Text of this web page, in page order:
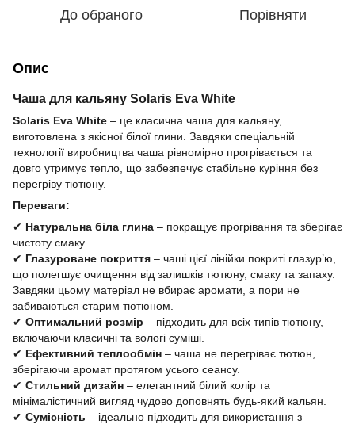
До обраного Порівняти
Опис
Чаша для кальяну Solaris Eva White
Solaris Eva White – це класична чаша для кальяну,
виготовлена з якісної білої глини. Завдяки спеціальній
технології виробництва чаша рівномірно прогрівається та
довго утримує тепло, що забезпечує стабільне куріння без
перегріву тютюну.
Переваги:
✔ Натуральна біла глина – покращує прогрівання та зберігає
чистоту смаку.
✔ Глазуроване покриття – чаші цієї лінійки покриті глазур’ю,
що полегшує очищення від залишків тютюну, смаку та запаху.
Завдяки цьому матеріал не вбирає аромати, а пори не
забиваються старим тютюном.
✔ Оптимальний розмір – підходить для всіх типів тютюну,
включаючи класичні та вологі суміші.
✔ Ефективний теплообмін – чаша не перегріває тютюн,
зберігаючи аромат протягом усього сеансу.
✔ Стильний дизайн – елегантний білий колір та
мінімалістичний вигляд чудово доповнять будь-який кальян.
✔ Сумісність – ідеально підходить для використання з